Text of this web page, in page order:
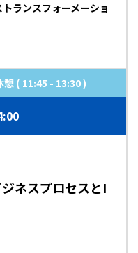
ランスフォーメーショ
憩 ( 11:45 - 13:30 )
ネスプロセスとI